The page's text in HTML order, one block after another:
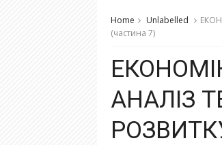
Home Unlabelled
(частина 7)
АНАЛІЗ